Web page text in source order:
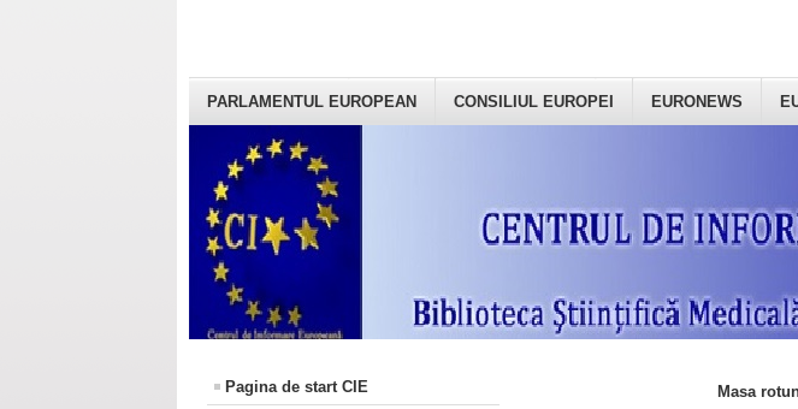
PARLAMENTUL EUROPEAN CONSILIUL EUROPEI EURONEWS
Pagina de start CIE
Masa